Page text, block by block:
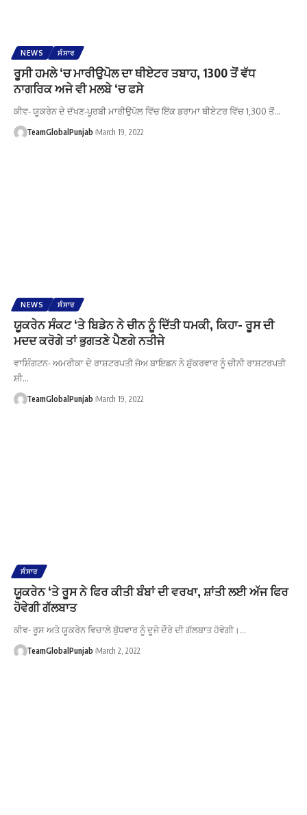
NEWS ਸੰਸਾਰ
ਰੂਸੀ ਹਮਲੇ ‘ਚ ਮਾਰੀਉਪੋਲ ਦਾ ਥੀਏਟਰ ਤਬਾਹ, 1300 ਤੋਂ ਵੱਧ
ਨਾਗਰਿਕ ਅਜੇ ਵੀ ਮਲਬੇ ‘ਚ ਫਸੇ
ਕੀਵ- ਯੂਕਰੇਨ ਦੇ ਦੱਖਣ-ਪੂਰਬੀ ਮਾਰੀਉਪੋਲ ਵਿੱਚ ਇੱਕ ਡਰਾਮਾ ਥੀਏਟਰ ਵਿੱਚ 1,300 ਤੋਂ…
TeamGlobalPunjab March 19, 2022
NEWS ਸੰਸਾਰ
ਯੂਕਰੇਨ ਸੰਕਟ ‘ਤੇ ਬਿਡੇਨ ਨੇ ਚੀਨ ਨੂੰ ਦਿੱਤੀ ਧਮਕੀ, ਕਿਹਾ- ਰੂਸ ਦੀ
ਮਦਦ ਕਰੋਗੇ ਤਾਂ ਭੁਗਤਣੇ ਪੈਣਗੇ ਨਤੀਜੇ
ਵਾਸ਼ਿੰਗਟਨ- ਅਮਰੀਕਾ ਦੇ ਰਾਸ਼ਟਰਪਤੀ ਜੋਅ ਬਾਇਡਨ ਨੇ ਸ਼ੁੱਕਰਵਾਰ ਨੂੰ ਚੀਨੀ ਰਾਸ਼ਟਰਪਤੀ
ਸ਼ੀ…
TeamGlobalPunjab March 19, 2022
ਸੰਸਾਰ
ਯੂਕਰੇਨ ‘ਤੇ ਰੂਸ ਨੇ ਫਿਰ ਕੀਤੀ ਬੰਬਾਂ ਦੀ ਵਰਖਾ, ਸ਼ਾਂਤੀ ਲਈ ਅੱਜ ਫਿਰ
ਹੋਵੇਗੀ ਗੱਲਬਾਤ
ਕੀਵ- ਰੂਸ ਅਤੇ ਯੂਕਰੇਨ ਵਿਚਾਲੇ ਬੁੱਧਵਾਰ ਨੂੰ ਦੂਜੇ ਦੌਰੇ ਦੀ ਗੱਲਬਾਤ ਹੋਵੇਗੀ।…
TeamGlobalPunjab March 2, 2022